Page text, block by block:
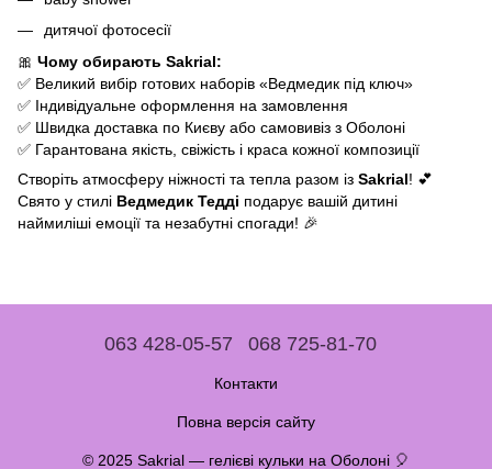
дитячої фотосесії
🎀 Чому обирають Sakrial:
✅ Великий вибір готових наборів «Ведмедик під ключ»
✅ Індивідуальне оформлення на замовлення
✅ Швидка доставка по Києву або самовивіз з Оболоні
✅ Гарантована якість, свіжість і краса кожної композиції
Створіть атмосферу ніжності та тепла разом із Sakrial! 💕
Свято у стилі Ведмедик Тедді подарує вашій дитині
наймиліші емоції та незабутні спогади! 🎉
063 428-05-57 068 725-81-70
Контакти
Повна версія сайту
© 2025 Sakrial — гелієві кульки на Оболоні 🎈